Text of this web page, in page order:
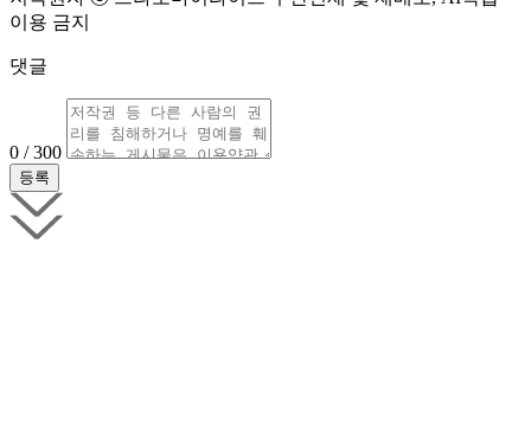
이용 금지
댓글
0 / 300